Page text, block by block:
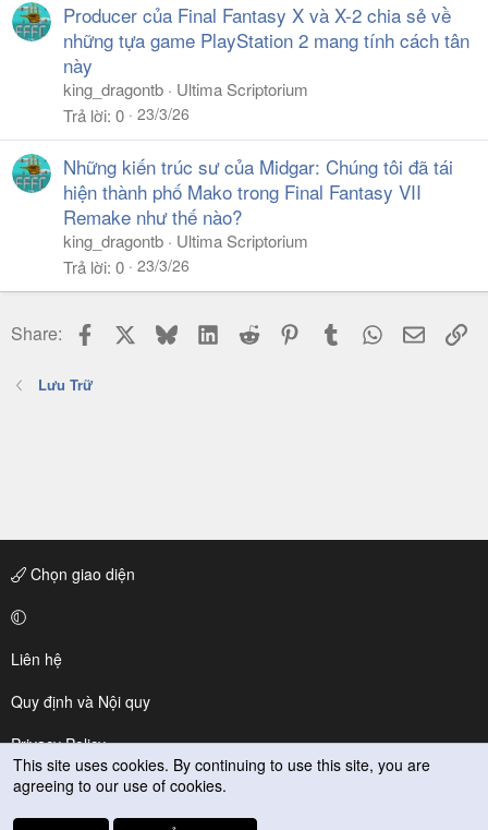
Producer của Final Fantasy X và X-2 chia sẻ về
những tựa game PlayStation 2 mang tính cách tân
này
king_dragontb
Ultima Scriptorium
Trả lời 0 23/3/26
Những kiến trúc sư của Midgar: Chúng tôi đã tái
hiện thành phố Mako trong Final Fantasy VII
Remake như thế nào?
king_dragontb
Ultima Scriptorium
Trả lời 0 23/3/26
Share: Facebook BlueskyLinkedIn
Reddit PinterestTumblr WhatsApp
Email
Lưu Trữ
Chọn giao diện
Liên hệ
Quy định và Nội quy
Privacy Policy
Trợ giúp
This site uses cookies. By continuing to use this site, you are
agreeing to our use of cookies.